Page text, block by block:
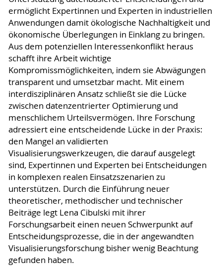
ermöglicht Expertinnen und Experten in industriellen
Anwendungen damit ökologische Nachhaltigkeit und
ökonomische Überlegungen in Einklang zu bringen.
Aus dem potenziellen Interessenkonflikt heraus
schafft ihre Arbeit wichtige
Kompromissmöglichkeiten, indem sie Abwägungen
transparent und umsetzbar macht. Mit einem
interdisziplinären Ansatz schließt sie die Lücke
zwischen datenzentrierter Optimierung und
menschlichem Urteilsvermögen. Ihre Forschung
adressiert eine entscheidende Lücke in der Praxis:
den Mangel an validierten
Visualisierungswerkzeugen, die darauf ausgelegt
sind, Expertinnen und Experten bei Entscheidungen
in komplexen realen Einsatzszenarien zu
unterstützen. Durch die Einführung neuer
theoretischer, methodischer und technischer
Beiträge legt Lena Cibulski mit ihrer
Forschungsarbeit einen neuen Schwerpunkt auf
Entscheidungsprozesse, die in der angewandten
Visualisierungsforschung bisher wenig Beachtung
gefunden haben.